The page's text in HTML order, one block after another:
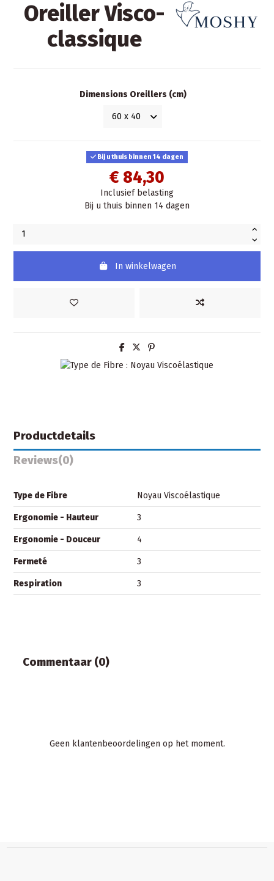
Oreiller Visco-
classique
Dimensions Oreillers (cm)
Bij u thuis binnen 14 dagen
€ 84,30
Inclusief belasting
Bij u thuis binnen 14 dagen
In winkelwagen
Productdetails
Reviews(0)
Type de Fibre Noyau Viscoélastique
Ergonomie - Hauteur 3
Ergonomie - Douceur 4
Fermeté 3
Respiration 3
Commentaar (0)
Geen klantenbeoordelingen op het moment.